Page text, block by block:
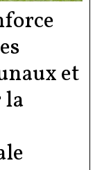
et
la